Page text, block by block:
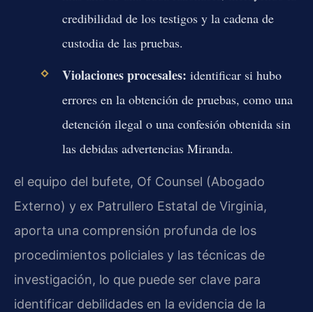
credibilidad de los testigos y la cadena de
custodia de las pruebas.
Violaciones procesales: identificar si hubo
errores en la obtención de pruebas, como una
detención ilegal o una confesión obtenida sin
las debidas advertencias Miranda.
el equipo del bufete, Of Counsel (Abogado
Externo) y ex Patrullero Estatal de Virginia,
aporta una comprensión profunda de los
procedimientos policiales y las técnicas de
investigación, lo que puede ser clave para
identificar debilidades en la evidencia de la